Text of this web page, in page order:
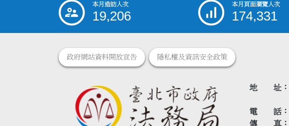
::: 本月造訪人次
19,206
本月頁面瀏覽人次
174,331
政府網站資料開放宣告 隱私權及資訊安全政策
地 址
電 話
傳 真